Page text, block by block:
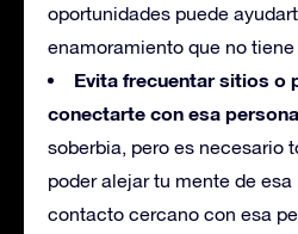
oportunidades puede
enamoramiento que no tiene
Evita frecuentar sitios o
conectarte con esa persona
soberbia, pero es necesario
poder alejar tu mente de
contacto cercano con esa